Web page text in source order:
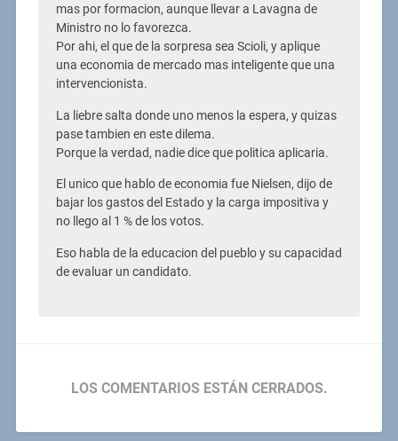
mas por formacion, aunque llevar a Lavagna de
Ministro no lo favorezca.
Por ahi, el que de la sorpresa sea Scioli, y aplique
una economia de mercado mas inteligente que una
intervencionista.
La liebre salta donde uno menos la espera, y quizas
pase tambien en este dilema.
Porque la verdad, nadie dice que politica aplicaria.
El unico que hablo de economia fue Nielsen, dijo de
bajar los gastos del Estado y la carga impositiva y
no llego al 1 % de los votos.
Eso habla de la educacion del pueblo y su capacidad
de evaluar un candidato.
LOS COMENTARIOS ESTÁN CERRADOS.